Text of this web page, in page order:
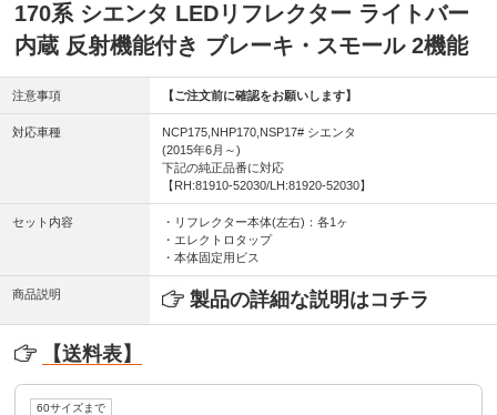
170系 シエンタ LEDリフレクター ライトバー
内蔵 反射機能付き ブレーキ・スモール 2機能
注意事項 【ご注文前に確認をお願いします】
対応車種
NCP175,NHP170,NSP17# シエンタ
(2015年6月～)
下記の純正品番に対応
【RH:81910-52030/LH:81920-52030】
セット内容
・リフレクター本体(左右)：各1ヶ
・エレクトロタップ
・本体固定用ビス
商品説明 製品の詳細な説明はコチラ
【送料表】
60サイズまで